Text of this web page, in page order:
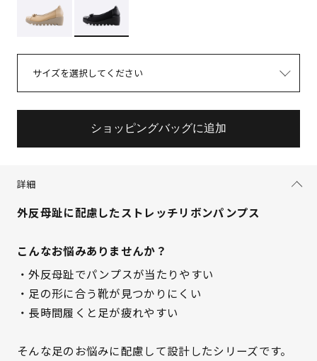
サイズを選択してください
ショッピングバッグに追加
詳細
外反母趾に配慮したストレッチリボンパンプス
こんなお悩みありませんか？
・外反母趾でパンプスが当たりやすい
・足の形に合う靴が見つかりにくい
・長時間履くと足が疲れやすい
そんな足のお悩みに配慮して設計したシリーズです。